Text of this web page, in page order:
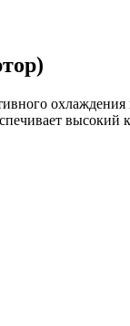
высокий